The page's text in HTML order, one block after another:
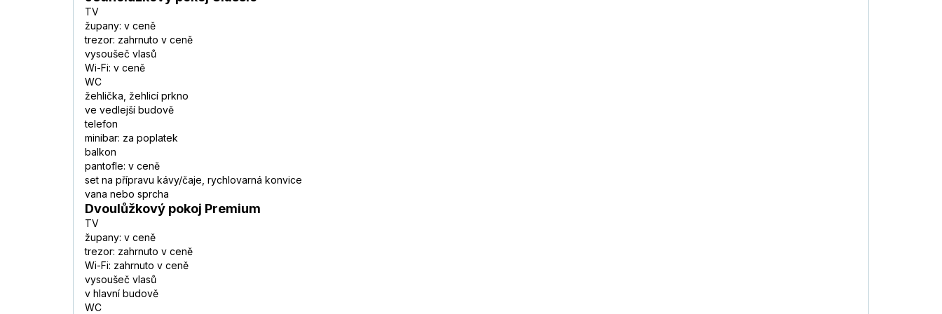
TV
župany: v ceně
trezor: zahrnuto v ceně
vysoušeč vlasů
Wi-Fi: v ceně
WC
žehlička, žehlicí prkno
ve vedlejší budově
telefon
minibar: za poplatek
balkon
pantofle: v ceně
set na přípravu kávy/čaje, rychlovarná konvice
vana nebo sprcha
Dvoulůžkový pokoj Premium
TV
župany: v ceně
trezor: zahrnuto v ceně
Wi-Fi: zahrnuto v ceně
vysoušeč vlasů
v hlavní budově
WC